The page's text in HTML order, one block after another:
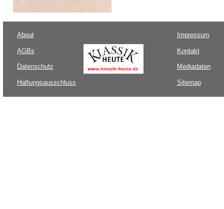
About
AGBs
Datenschutz
Haftungsausschluss
Impressum
Kontakt
Mediadaten
Sitemap